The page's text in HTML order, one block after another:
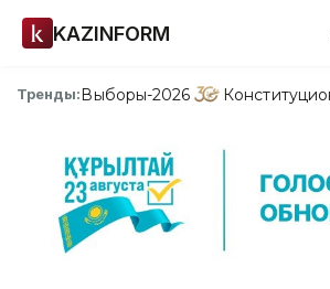
KAZINFORM
Тренды:Выборы-2026